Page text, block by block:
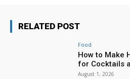
RELATED POST
Food
How to Make
for Cocktails
August 1, 2026